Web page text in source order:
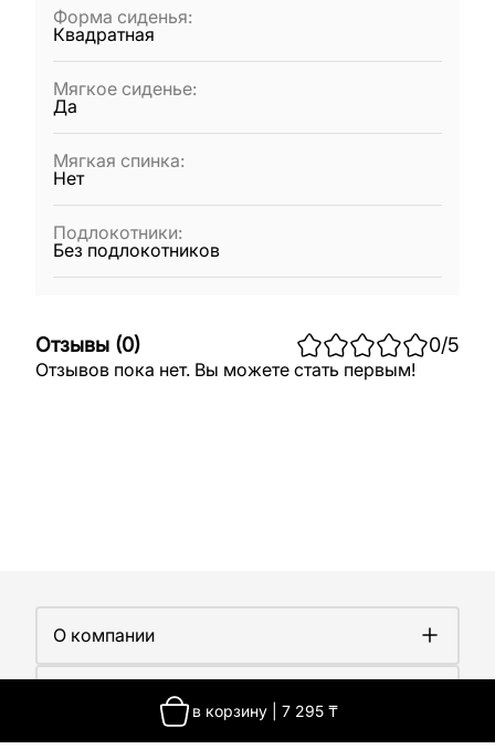
в корзину 7 295 ₸
Форма сиденья:
Квадратная
Мягкое сиденье:
Да
Мягкая спинка:
Нет
Подлокотники:
Без подлокотников
Отзывы (0) 0/5
Отзывов пока нет. Вы можете стать первым!
О компании
Новости